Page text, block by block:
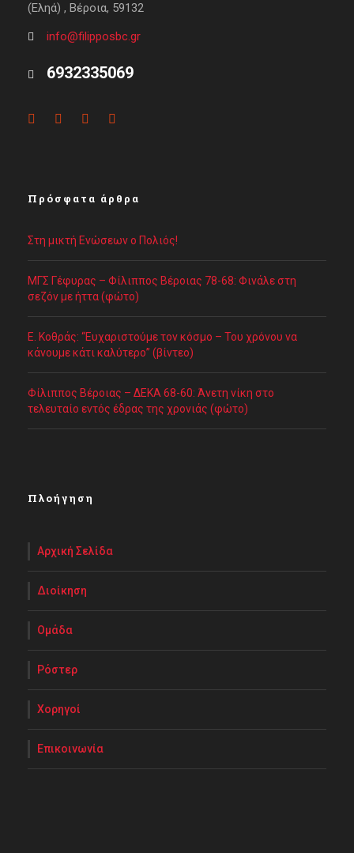
(Εληά) , Βέροια, 59132
info@filipposbc.gr
6932335069
Πρόσφατα άρθρα
Στη μικτή Ενώσεων ο Πολιός!
ΜΓΣ Γέφυρας – Φίλιππος Βέροιας 78-68: Φινάλε στη
σεζόν με ήττα (φώτο)
Ε. Κοθράς: “Ευχαριστούμε τον κόσμο – Του χρόνου να
κάνουμε κάτι καλύτερο” (βίντεο)
Φίλιππος Βέροιας – ΔΕΚΑ 68-60: Άνετη νίκη στο
τελευταίο εντός έδρας της χρονιάς (φώτο)
Πλοήγηση
Αρχική Σελίδα
Διοίκηση
Ομάδα
Ρόστερ
Χορηγοί
Επικοινωνία